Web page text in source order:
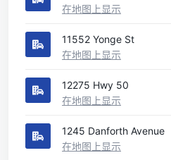
在地图上显示
11552 Yonge St
在地图上显示
12275 Hwy 50
在地图上显示
1245 Danforth Avenue
在地图上显示